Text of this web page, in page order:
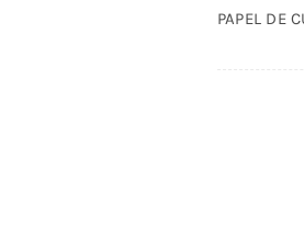
PAPEL DE